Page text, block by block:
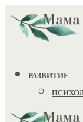
РАЗВИТИЕ